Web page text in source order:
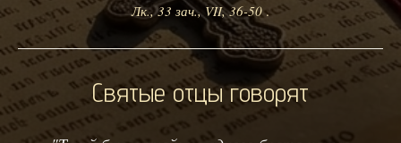
Лк., 33 зач., VII, 36-50 .
Святые отцы говорят